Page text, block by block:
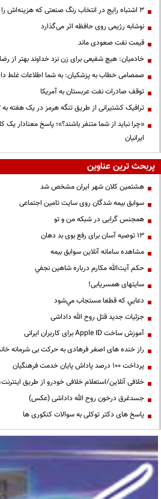
3 اشتباه رایج در انتخاب رنگ صنعتی که هزینه‌اش را سال‌ها می‌پردازید...
نوشابه رژیمی روی حافظه اثر می‌گذارد
قیمت نفت صعودی ماند
خادمیان: هیچ شفیعی برای زن نزد خداوند بهتر از
صمصامی خطاب به پزشکیان: به شما اطلاعات غلط
توقف صادرات نفت عربستان به آمریکا
ترافیک کشتیرانی از طریق تنگه هرمز در یک هفته به ۳۳ کشتی کاهش یافت
«چرا نباید از شما متنفر باشند؟»؛ پاسخ معنادار یک
ایرانیان
پربحث ترین عناوین
هشتمین کلان شهر ایران مشخص شد
سوابق بیمه شدگان روی سایت تامین اجتماعی
همجنس گرایی در شبکه من و تو
13 توصیه آسان برای رفع بوی بد دهان
مشاهده سامانه آنلاين سوابق بیمه
حكم آيت‌الله مكارم درباره شاهين نجفي
سایتهای همسریابی!
دعايي كه قطعا مستجاب مي‌شود
جزئیات جدید قتل روح الله داداشی
آموزش ساخت Apple ID برای کاربران ایرانی
راز خنده های اصغر فرهادی به حرکت بی شرمانه
پرداخت ۱۰۰ درصد پاداش پایان خدمت فرهنگیان
خلافی آنلاین/استعلام خلافی خودرو از طریق
جسدغرق درخون روح الله داداشی (عکس)
پاسخ های دکتر توکلی به سوالات کنکوری ها